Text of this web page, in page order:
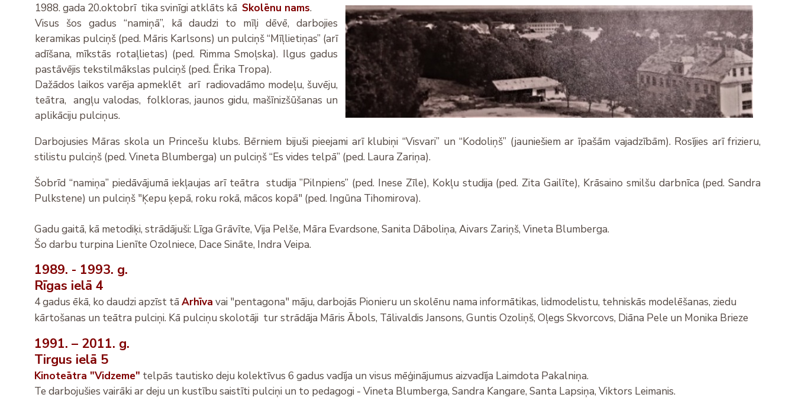
1988. gada 20.oktobrī tika svinīgi atklāts kā Skolēnu nams.
Visus šos gadus “namiņā”, kā daudzi to mīļi dēvē, darbojies
keramikas pulciņš (ped. Māris Karlsons) un pulciņš “Mīļlietiņas” (arī
adīšana, mīkstās rotaļlietas) (ped. Rimma Smoļska). Ilgus gadus
pastāvējis tekstilmākslas pulciņš (ped. Ērika Tropa).
Dažādos laikos varēja apmeklēt arī radiovadāmo modeļu, šuvēju,
teātra, angļu valodas, folkloras, jaunos gidu, mašīnizšūšanas un
aplikāciju pulciņus.
Darbojusies Māras skola un Princešu klubs. Bērniem bijuši pieejami arī klubiņi “Visvari” un “Kodoliņš” (jauniešiem ar īpašām vajadzībām). Rosījies arī frizieru,
stilistu pulciņš (ped. Vineta Blumberga) un pulciņš “Es vides telpā” (ped. Laura Zariņa).
Šobrīd “namiņa” piedāvājumā iekļaujas arī teātra studija ”Pilnpiens” (ped. Inese Zīle), Kokļu studija (ped. Zita Gailīte), Krāsaino smilšu darbnīca (ped. Sandra
Pulkstene) un pulciņš "Ķepu ķepā, roku rokā, mācos kopā" (ped. Ingūna Tihomirova).
Gadu gaitā, kā metodiķi, strādājuši: Līga Grāvīte, Vija Pelše, Māra Evardsone, Sanita Dāboliņa, Aivars Zariņš, Vineta Blumberga.
Šo darbu turpina Lienīte Ozolniece, Dace Sināte, Indra Veipa.
1989. - 1993. g.
Rīgas ielā 4
4 gadus ēkā, ko daudzi apzīst tā Arhīva vai "pentagona" māju, darbojās Pionieru un skolēnu nama informātikas, lidmodelistu, tehniskās modelēšanas, ziedu
kārtošanas un teātra pulciņi. Kā pulciņu skolotāji tur strādāja Māris Ābols, Tālivaldis Jansons, Guntis Ozoliņš, Oļegs Skvorcovs, Diāna Pele un Monika Brieze
1991. – 2011. g.
Tirgus ielā 5
Kinoteātra "Vidzeme" telpās tautisko deju kolektīvus 6 gadus vadīja un visus mēģinājumus aizvadīja Laimdota Pakalniņa.
Te darbojušies vairāki ar deju un kustību saistīti pulciņi un to pedagogi - Vineta Blumberga, Sandra Kangare, Santa Lapsiņa, Viktors Leimanis.